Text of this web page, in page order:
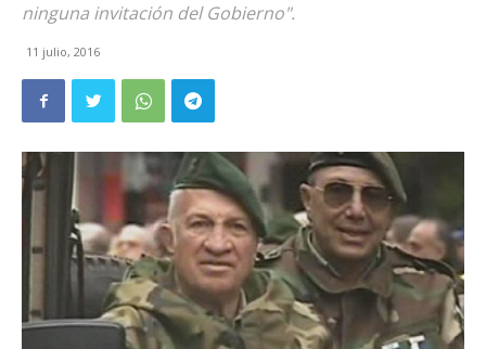
ninguna invitación del Gobierno".
11 julio, 2016